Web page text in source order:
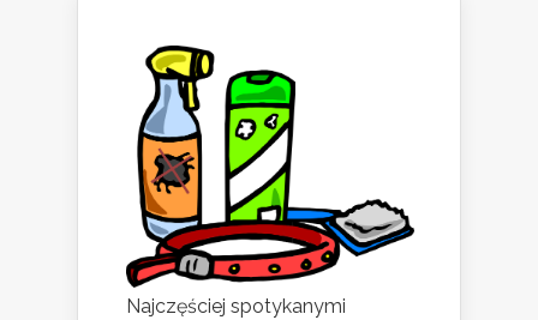
Najczęściej spotykanymi